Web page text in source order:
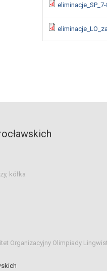
kółka
Organizacyjny Olimpiady